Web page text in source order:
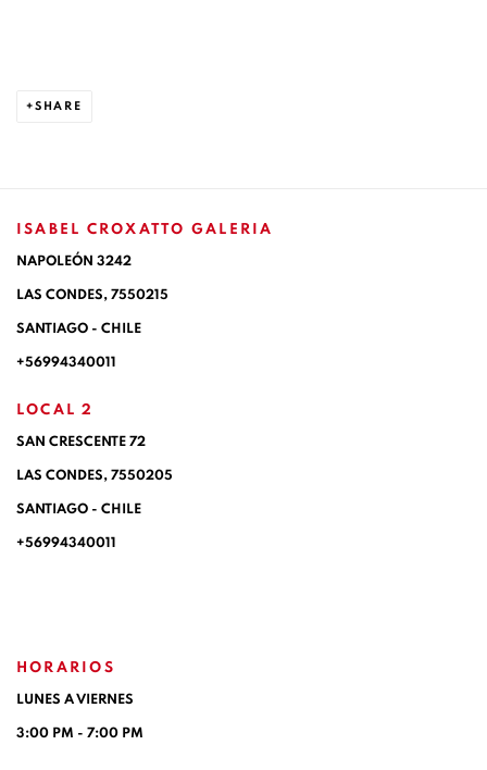
SHARE
ISABEL CROXATTO GALERIA
NAPOLEÓN 3242
LAS CONDES, 7550215
SANTIAGO - CHILE
+56994340011
LOCAL 2
SAN CRESCENTE 72
LAS CONDES, 7550205
SANTIAGO - CHILE
+56994340011
HORARIOS
LUNES A VIERNES
3:00 PM - 7:00 PM